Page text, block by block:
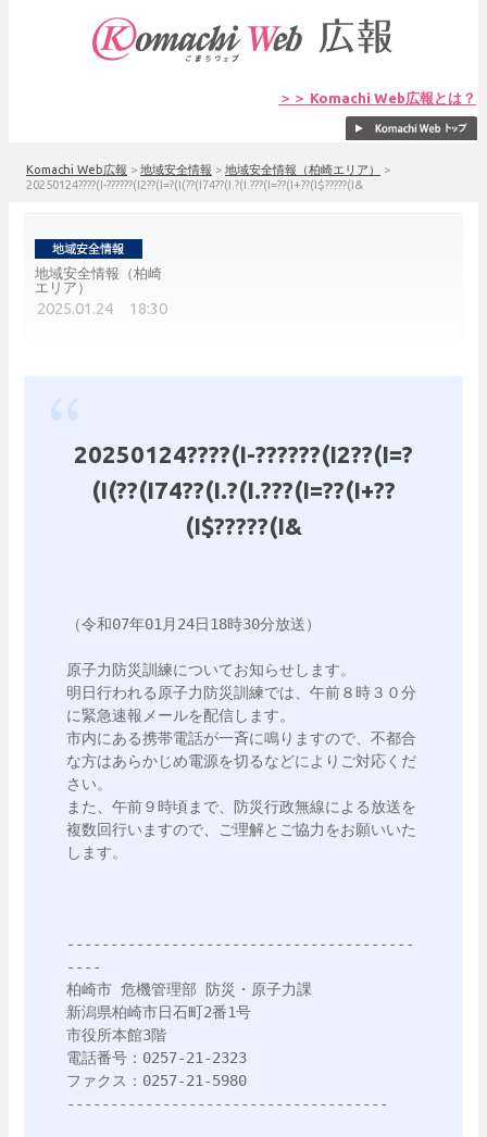
＞＞ Komachi Web広報とは？
Komachi Web広報 > 地域安全情報 > 地域安全情報（柏崎エリア）
>
20250124????(I-??????(I2??(I=?(I(??(I74??(I.?(I.???(I=??(I+??(I$?????(I&
地域安全情報（柏崎
エリア）
2025.01.24 18:30
20250124????(I-??????(I2??(I=?
(I(??(I74??(I.?(I.???(I=??(I+??
(I$?????(I&
（令和07年01月24日18時30分放送）
原子力防災訓練についてお知らせします。
明日行われる原子力防災訓練では、午前８時３０分
に緊急速報メールを配信します。
市内にある携帯電話が一斉に鳴りますので、不都合
な方はあらかじめ電源を切るなどによりご対応くだ
さい。
また、午前９時頃まで、防災行政無線による放送を
複数回行いますので、ご理解とご協力をお願いいた
します。
----------------------------------------
----
柏崎市 危機管理部 防災・原子力課
新潟県柏崎市日石町2番1号
市役所本館3階
電話番号：0257-21-2323
ファクス：0257-21-5980
-------------------------------------